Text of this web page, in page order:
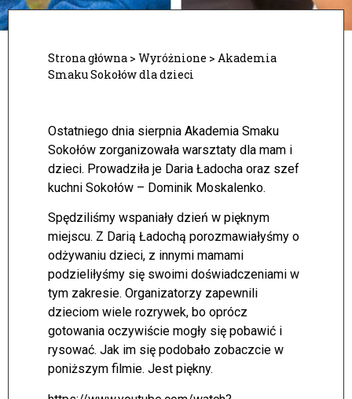
Strona główna > Wyróżnione > Akademia
Smaku Sokołów dla dzieci
Ostatniego dnia sierpnia Akademia Smaku
Sokołów zorganizowała warsztaty dla mam i
dzieci. Prowadziła je Daria Ładocha oraz szef
kuchni Sokołów – Dominik Moskalenko.
Spędziliśmy wspaniały dzień w pięknym
miejscu. Z Darią Ładochą porozmawiałyśmy o
odżywaniu dzieci, z innymi mamami
podzieliłyśmy się swoimi doświadczeniami w
tym zakresie. Organizatorzy zapewnili
dzieciom wiele rozrywek, bo oprócz
gotowania oczywiście mogły się pobawić i
rysować. Jak im się podobało zobaczcie w
poniższym filmie. Jest piękny.